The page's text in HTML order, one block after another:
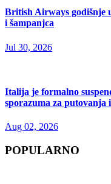
British Airways godišnje
i šampanjca
Jul 30, 2026
Italija je formalno
sporazuma za putovanja
Aug 02, 2026
POPULARNO